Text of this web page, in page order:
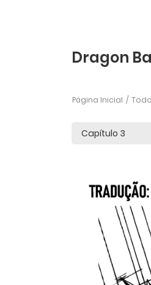
Dragon
Página Inicial